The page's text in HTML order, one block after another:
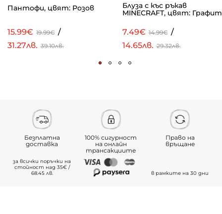
Пантофи, цвят: Розов
15.99€ 19.99€ /
31.27лв. 39.10лв.
Блуза с къс ръкав
MINECRAFT, цвят: Графит
7.49€ 14.99€ /
14.65лв. 29.32лв.
Безплатна
доставка
за всички поръчки на
стойност над 35€ /
68.45 лв.
100% сигурност
на онлайн
трансакциите
Право на
връщане
в рамките на 30 дни